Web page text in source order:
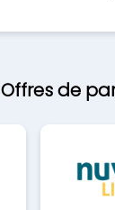
Offres de